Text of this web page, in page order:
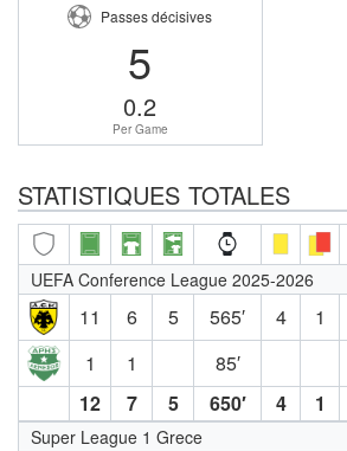
Passes décisives
5
0.2
Per Game
STATISTIQUES TOTALES
UEFA Conference League 2025-2026
11 6 5 565′ 4 1
1
1
85′
12
7 5 650′ 4 1
Super League 1 Grece